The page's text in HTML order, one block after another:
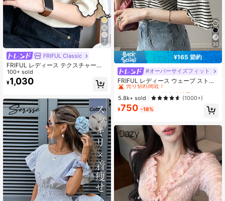
7
FRIFUL Classic
FRIFUL レディース テクスチャー加
工 ラウンドネック 半袖 カジュアルT
シャツ 夏用
100+ sold
¥1,030
30
¥165 節約
#オーバーサイズフィット
FRIFUL レディース ウェーブ ストラ
イプ ルーズ コントラストトリム 半
袖Tシャツ、夏カジュアルウェア
#2 ベストセラー
特大 女性用Tシャツ
売り切れ間近！
#2 ベストセラー
売り切れ間近！
#2 ベストセラー
売り切れ間近！
#2 ベストセラー
5.8k+ sold (1000+)
¥750 -18%